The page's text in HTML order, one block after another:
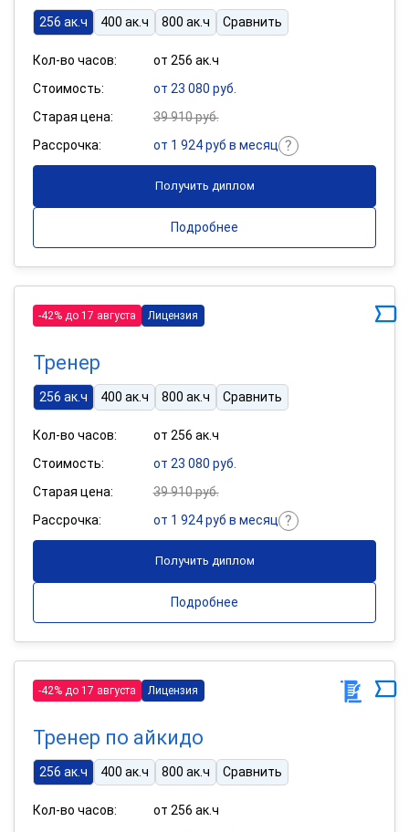
256 ак.ч 400 ак.ч 800 ак.ч Сравнить
Кол-во часов:
от 256 ак.ч
Стоимость:
от 23 080 руб.
Старая цена:
39 910 руб.
Рассрочка:
от 1 924 руб в месяц
Получить диплом
Подробнее
-42% до 17 августа Лицензия
Тренер
256 ак.ч 400 ак.ч 800 ак.ч Сравнить
Кол-во часов:
от 256 ак.ч
Стоимость:
от 23 080 руб.
Старая цена:
39 910 руб.
Рассрочка:
от 1 924 руб в месяц
Получить диплом
Подробнее
-42% до 17 августа Лицензия
Тренер по айкидо
256 ак.ч 400 ак.ч 800 ак.ч Сравнить
Кол-во часов:
от 256 ак.ч